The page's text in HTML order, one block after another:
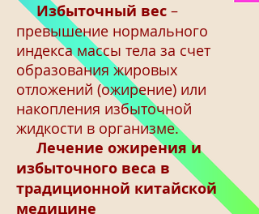
Избыточный вес –
превышение нормального
индекса массы тела за счет
образования жировых
отложений (ожирение) или
накопления избыточной
жидкости в организме.
Лечение ожирения и
избыточного веса в
традиционной китайской
медицине